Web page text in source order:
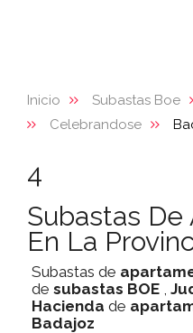
Inicio Subastas Boe
Celebrandose
4
Subastas
En La
Subastas de
de subastas BOE ,
Hacienda de
Badajoz